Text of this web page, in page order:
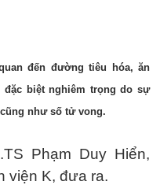
đến đường tiêu hóa, ăn
biệt nghiêm trọng do sự
như số tử vong.
Phạm Duy Hiển,
viện K, đưa ra.